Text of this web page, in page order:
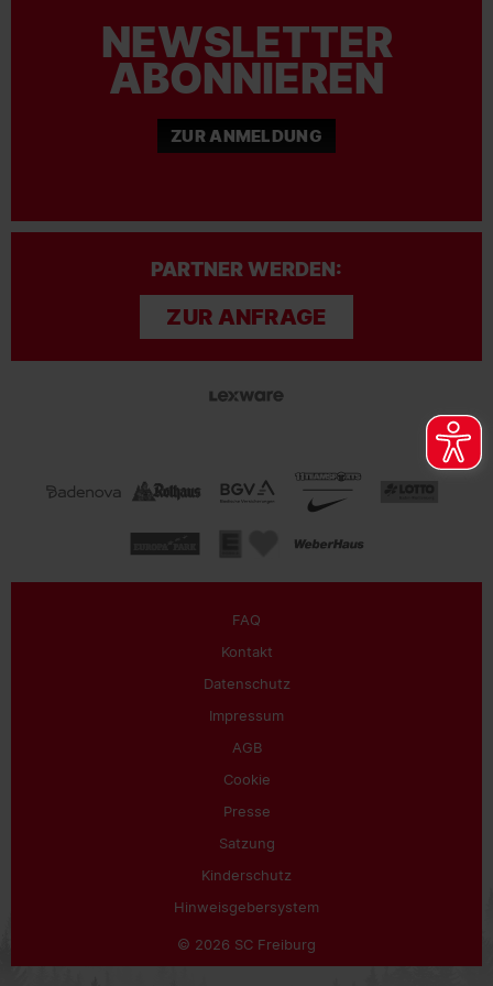
NEWSLETTER
ABONNIEREN
ZUR ANMELDUNG
PARTNER WERDEN:
ZUR ANFRAGE
FAQ
Kontakt
Datenschutz
Impressum
AGB
Cookie
Presse
Satzung
Kinderschutz
Hinweisgebersystem
© 2026 SC Freiburg